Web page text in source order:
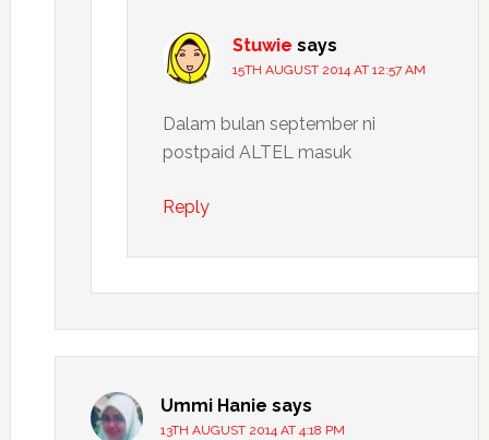
Stuwie says
15TH AUGUST 2014 AT 12:57 AM
Dalam bulan september ni
postpaid ALTEL masuk
Reply
Ummi Hanie says
13TH AUGUST 2014 AT 4:18 PM